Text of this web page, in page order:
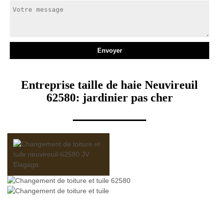
Entreprise taille de haie Neuvireuil
62580: jardinier pas cher